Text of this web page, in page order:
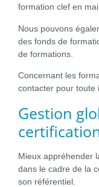
formation clef en
Nous pouvons
des fonds de
de formations.
Concernant les
contacter pour toute
Gestion
Mieux appréhender
dans le cadre de la
son référentiel.